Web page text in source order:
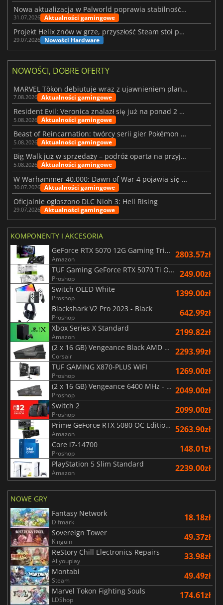
Nowa aktualizacja w Palworld poprawia stabilność Sunreach i walk z bossami
31.07.2026 Aktualności gamingowe
Projekt Helix znów w grze, przyszłość Steam stoi pod znakiem zapytania
29.07.2026 Nowości Hardware
NOWOŚCI, DOBRE OFERTY
MARVEL Tōkon debiutuje wraz z ujawnieniem planu rozwoju na pierwszy rok
7.08.2026 Aktualności gamingowe
Resident Evil: Veronica znalazł się już na ponad 2 milionach list życzeń
5.08.2026 Aktualności gamingowe
Beast of Reincarnation: twórcy serii gier Pokémon wkraczają na nową ścieżkę
5.08.2026 Aktualności gamingowe
Big Walk już w sprzedaży – podróż oparta na przyjaźni
5.08.2026 Aktualności gamingowe
W Warhammer 40,000: Dawn of War 4 pojawia się frakcja Nekronów
30.07.2026 Aktualności gamingowe
Oficjalnie ogłoszono DLC Nioh 3: Hell Rising
29.07.2026 Aktualności gamingowe
KOMPONENTY I AKCESORIA
GeForce RTX 5070 12G Gaming Trio OC Black
Amazon 2803.57zł
TUF Gaming GeForce RTX 5070 Ti OC White Edition 16GB
Proshop 249.00zł
Switch OLED White
Proshop 1399.00zł
Blackshark V2 Pro 2023 - Black
Proshop 642.99zł
Xbox Series X Standard
Amazon 2199.82zł
(2 x 16 GB) Vengeance Black AMD Expo 6000 MHz - CAS 30
Corsair 2293.99zł
TUF GAMING X870-PLUS WIFI
Proshop 1269.00zł
(2 x 16 GB) Vengeance 6400 MHz - CAS 36 -1.35V - Ryzen Edition
Proshop 2049.00zł
Switch 2
Proshop 2099.00zł
Prime GeForce RTX 5080 OC Edition 16GB
Amazon 5263.90zł
Core i7-14700
Proshop 148.01zł
PlayStation 5 Slim Standard
Amazon 2239.00zł
NOWE GRY
Fantasy Network
Difmark 18.18zł
Sovereign Tower
Kinguin 49.37zł
ReStory Chill Electronics Repairs
Allyouplay 33.98zł
Montabi
Steam 49.49zł
Marvel Tokon Fighting Souls
LDShop 174.61zł